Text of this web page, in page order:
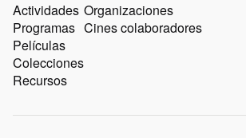
Actividades
Programas
Películas
Colecciones
Recursos
Organizaciones
Cines colaboradores